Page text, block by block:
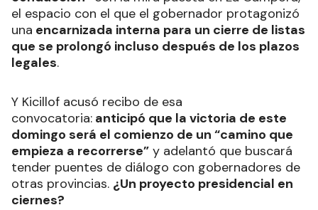
el espacio con el que el gobernador protagonizó
una encarnizada interna para un cierre de listas
que se prolongó incluso después de los plazos
legales.
Y Kicillof acusó recibo de esa
convocatoria: anticipó que la victoria de este
domingo será el comienzo de un “camino que
empieza a recorrerse” y adelantó que buscará
tender puentes de diálogo con gobernadores de
otras provincias. ¿Un proyecto presidencial en
ciernes?